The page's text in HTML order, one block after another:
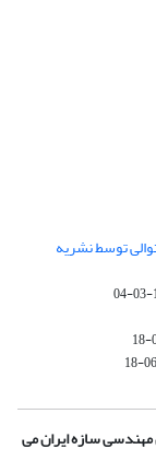
توسط نشریه
مهندسی سازه ایران می